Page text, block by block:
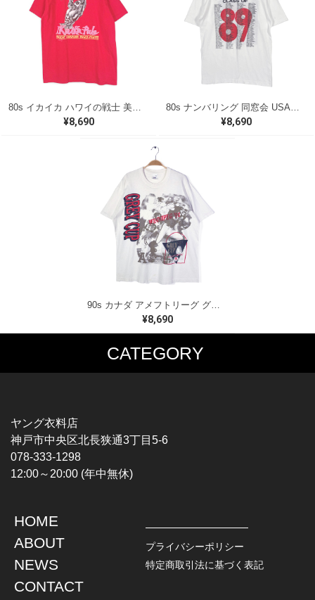
¥8,690 ¥8,690
90s カナダ アメフトリーグ グレイカップ カナダ製 ヴィンテージ Tシャツ ビッグプリント シングルステッチ ホワイト WINNIPEG '91 サイズXL 古着 BZ0545
¥8,690
CATEGORY
MUSIC TEE
HARDCORE / PUNK
PROGLESSIVE ROCK
POPS
SOUL / R&B
T-SHIRTS
CHAMPION
TOPS
L / S SHIRT
S / S SHIRT
HAWAIIAN SHIRT
JACKET
DENIM
LEATHER
ヤング衣料店
神戸市中央区北長狭通3丁目5-6
078-333-1298
12:00～20:00 (年中無休)
HOME
ABOUT
NEWS
CONTACT
プライバシーポリシー
特定商取引法に基づく表記